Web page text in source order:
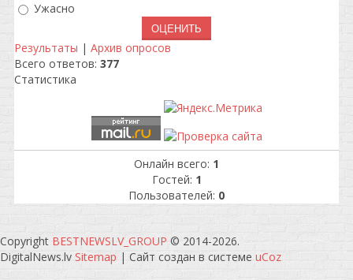
Ужасно
Результаты | Архив опросов
Всего ответов: 377
Статистика
Онлайн всего: 1
Гостей: 1
Пользователей: 0
Copyright BESTNEWSLV_GROUP © 2014-2026.
DigitalNews.lv Sitemap | Сайт создан в системе uCoz